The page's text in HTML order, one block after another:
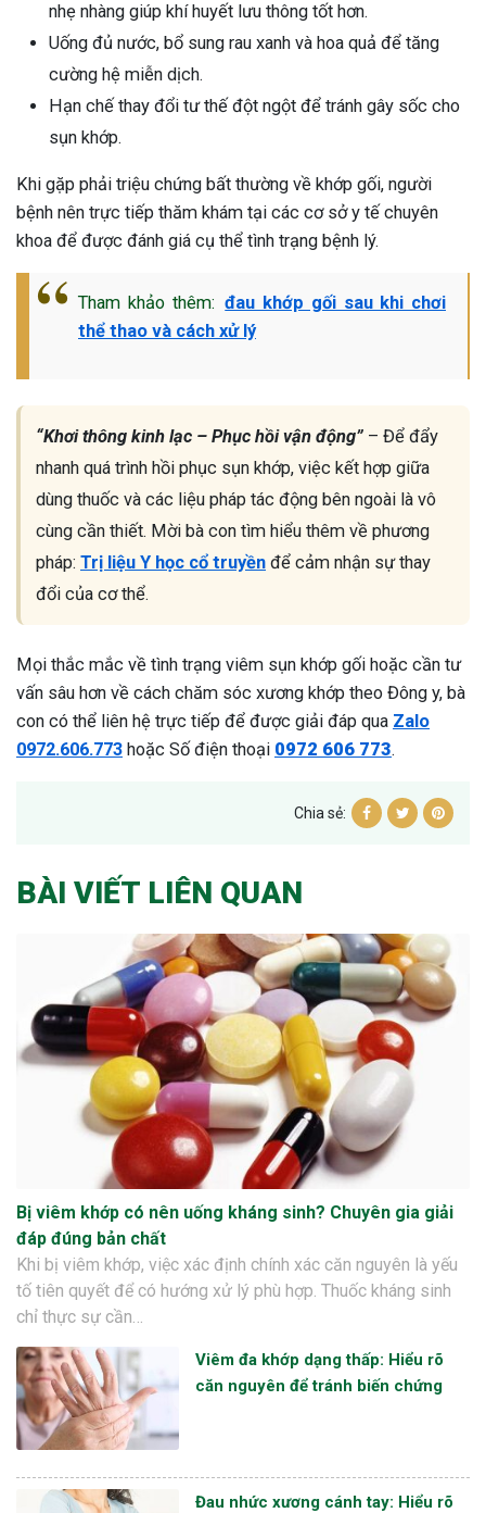
nhẹ nhàng giúp khí huyết lưu thông tốt hơn.
Uống đủ nước, bổ sung rau xanh và hoa quả để tăng
cường hệ miễn dịch.
Hạn chế thay đổi tư thế đột ngột để tránh gây sốc cho
sụn khớp.
Khi gặp phải triệu chứng bất thường về khớp gối, người
bệnh nên trực tiếp thăm khám tại các cơ sở y tế chuyên
khoa để được đánh giá cụ thể tình trạng bệnh lý.
Tham khảo thêm: đau khớp gối sau khi chơi
thể thao và cách xử lý
“Khơi thông kinh lạc – Phục hồi vận động” – Để đẩy
nhanh quá trình hồi phục sụn khớp, việc kết hợp giữa
dùng thuốc và các liệu pháp tác động bên ngoài là vô
cùng cần thiết. Mời bà con tìm hiểu thêm về phương
pháp: Trị liệu Y học cổ truyền để cảm nhận sự thay
đổi của cơ thể.
Mọi thắc mắc về tình trạng viêm sụn khớp gối hoặc cần tư
vấn sâu hơn về cách chăm sóc xương khớp theo Đông y, bà
con có thể liên hệ trực tiếp để được giải đáp qua Zalo
0972.606.773 hoặc Số điện thoại 0972 606 773.
Chia sẻ:
BÀI VIẾT LIÊN QUAN
Bị viêm khớp có nên uống kháng sinh? Chuyên gia giải
đáp đúng bản chất
Khi bị viêm khớp, việc xác định chính xác căn nguyên là yếu
tố tiên quyết để có hướng xử lý phù hợp. Thuốc kháng sinh
chỉ thực sự cần…
Viêm đa khớp dạng thấp: Hiểu rõ
căn nguyên để tránh biến chứng
Đau nhức xương cánh tay: Hiểu rõ